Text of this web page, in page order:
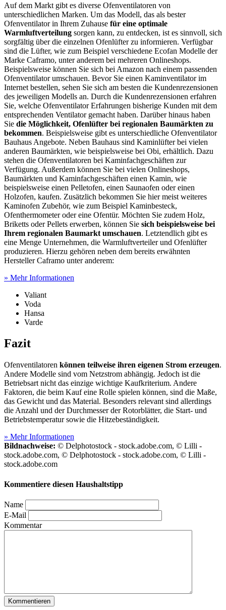
Auf dem Markt gibt es diverse Ofenventilatoren von
unterschiedlichen Marken. Um das Modell, das als bester
Ofenventilator in Ihrem Zuhause für eine optimale
Warmluftverteilung sorgen kann, zu entdecken, ist es sinnvoll, sich
sorgfältig über die einzelnen Ofenlüfter zu informieren. Verfügbar
sind die Lüfter, wie zum Beispiel verschiedene Ecofan Modelle der
Marke Caframo, unter anderem bei mehreren Onlineshops.
Beispielsweise können Sie sich bei Amazon nach einem passenden
Ofenventilator umschauen. Bevor Sie einen Kaminventilator im
Internet bestellen, sehen Sie sich am besten die Kundenrezensionen
des jeweiligen Modells an. Durch die Kundenrezensionen erfahren
Sie, welche Ofenventilator Erfahrungen bisherige Kunden mit dem
entsprechenden Ventilator gemacht haben. Darüber hinaus haben
Sie die Möglichkeit, Ofenlüfter bei regionalen Baumärkten zu
bekommen. Beispielsweise gibt es unterschiedliche Ofenventilator
Bauhaus Angebote. Neben Bauhaus sind Kaminlüfter bei vielen
anderen Baumärkten, wie beispielsweise bei Obi, erhältlich. Dazu
stehen die Ofenventilatoren bei Kaminfachgeschäften zur
Verfügung. Außerdem können Sie bei vielen Onlineshops,
Baumärkten und Kaminfachgeschäften einen Kamin, wie
beispielsweise einen Pelletofen, einen Saunaofen oder einen
Holzofen, kaufen. Zusätzlich bekommen Sie hier meist weiteres
Kaminofen Zubehör, wie zum Beispiel Kaminbesteck,
Ofenthermometer oder eine Ofentür. Möchten Sie zudem Holz,
Briketts oder Pellets erwerben, können Sie sich beispielsweise bei
Ihrem regionalen Baumarkt umschauen. Letztendlich gibt es
eine Menge Unternehmen, die Warmluftverteiler und Ofenlüfter
produzieren. Hierzu gehören neben dem bereits erwähnten
Hersteller Caframo unter anderem:
» Mehr Informationen
Valiant
Voda
Hansa
Varde
Fazit
Ofenventilatoren können teilweise ihren eigenen Strom erzeugen.
Andere Modelle sind vom Netzstrom abhängig. Jedoch ist die
Betriebsart nicht das einzige wichtige Kaufkriterium. Andere
Faktoren, die beim Kauf eine Rolle spielen können, sind die Maße,
das Gewicht und das Material. Besonders relevant sind allerdings
die Anzahl und der Durchmesser der Rotorblätter, die Start- und
Betriebstemperatur sowie die Hitzebeständigkeit.
» Mehr Informationen
Bildnachweise: © Delphotostock - stock.adobe.com, © Lilli -
stock.adobe.com, © Delphotostock - stock.adobe.com, © Lilli -
stock.adobe.com
Kommentiere diesen Haushaltstipp
Name
E-Mail
Kommentar